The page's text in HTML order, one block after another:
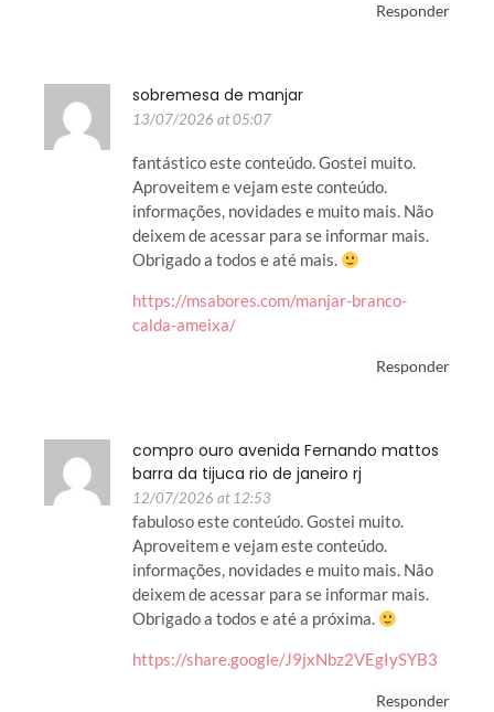
Responder
sobremesa de manjar
13/07/2026 at 05:07
fantástico este conteúdo. Gostei muito.
Aproveitem e vejam este conteúdo.
informações, novidades e muito mais. Não
deixem de acessar para se informar mais.
Obrigado a todos e até mais.
https://msabores.com/manjar-branco-
calda-ameixa/
Responder
compro ouro avenida Fernando mattos
barra da tijuca rio de janeiro rj
12/07/2026 at 12:53
fabuloso este conteúdo. Gostei muito.
Aproveitem e vejam este conteúdo.
informações, novidades e muito mais. Não
deixem de acessar para se informar mais.
Obrigado a todos e até a próxima.
https://share.google/J9jxNbz2VEgIySYB3
Responder